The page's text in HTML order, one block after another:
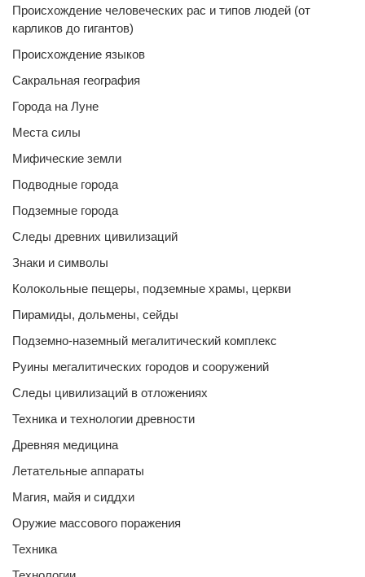
Происхождение человеческих рас и типов людей (от
карликов до гигантов)
Происхождение языков
Сакральная география
Города на Луне
Места силы
Мифические земли
Подводные города
Подземные города
Следы древних цивилизаций
Знаки и символы
Колокольные пещеры, подземные храмы, церкви
Пирамиды, дольмены, сейды
Подземно-наземный мегалитический комплекс
Руины мегалитических городов и сооружений
Следы цивилизаций в отложениях
Техника и технологии древности
Древняя медицина
Летательные аппараты
Магия, майя и сиддхи
Оружие массового поражения
Техника